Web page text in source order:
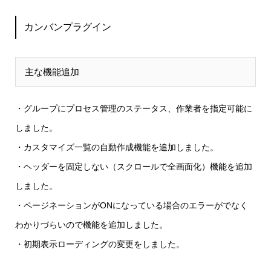
カンバンプラグイン
主な機能追加
・グループにプロセス管理のステータス、作業者を指定可能に
しました。
・カスタマイズ一覧の自動作成機能を追加しました。
・ヘッダーを固定しない（スクロールで全画面化） 機能を追加
しました。
・ページネーションがONになっている場合のエラーがでなく
わかりづらいので機能を追加しました。
・初期表示ローディングの変更をしました。